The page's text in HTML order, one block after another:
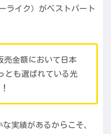
ライク）がベストパート
売金額において日本
とも選ばれている光
実績があるからこそ、